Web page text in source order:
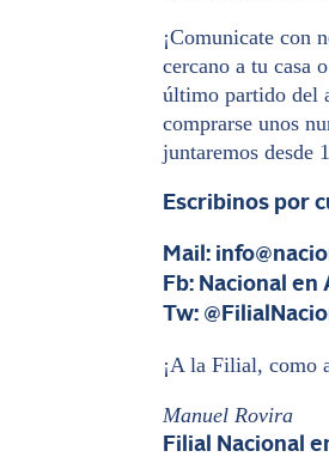
¡Comunicate con
cercano a tu casa
último partido del
comprarse unos
juntaremos desde
Escribinos por
Mail:
Fb: Nacional
Tw:
¡A la Filial, como
Manuel Rovira
Filial Nacional